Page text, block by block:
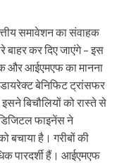
समावेशन का संवाहक
बाहर कर दिए जाएंगे – इस
और आईएमएफ का मानना
बेनिफिट ट्रांसफर
बिचौलियों को रास्ते से
फाइनेंस ने
बचाया है। गरीबों की
पारदर्शी हैं। आईएमएफ